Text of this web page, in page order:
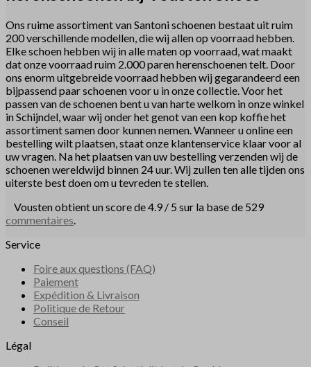
Ons ruime assortiment van Santoni schoenen bestaat uit ruim
200 verschillende modellen, die wij allen op voorraad hebben.
Elke schoen hebben wij in alle maten op voorraad, wat maakt
dat onze voorraad ruim 2.000 paren herenschoenen telt. Door
ons enorm uitgebreide voorraad hebben wij gegarandeerd een
bijpassend paar schoenen voor u in onze collectie. Voor het
passen van de schoenen bent u van harte welkom in onze winkel
in Schijndel, waar wij onder het genot van een kop koffie het
assortiment samen door kunnen nemen. Wanneer u online een
bestelling wilt plaatsen, staat onze klantenservice klaar voor al
uw vragen. Na het plaatsen van uw bestelling verzenden wij de
schoenen wereldwijd binnen 24 uur. Wij zullen ten alle tijden ons
uiterste best doen om u tevreden te stellen.
Vousten obtient un score de 4.9 / 5 sur la base de 529
commentaires.
Service
Foire aux questions (FAQ)
Paiement
Expédition & Livraison
Politique de Retour
Conseil
Légal